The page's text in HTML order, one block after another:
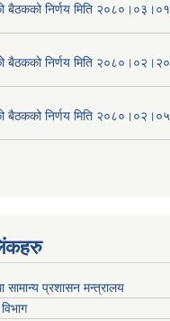
बैठकको निर्णय मिति २०८०।०३।०१
बैठकको निर्णय मिति २०८०।०२।२०
बैठकको निर्णय मिति २०८०।०२।०५
सामान्य प्रशासन मन्त्रालय